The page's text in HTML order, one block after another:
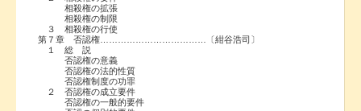
相殺権の拡張
相殺権の制限
３ 相殺権の行使
第７章 否認権………………………………〔紺谷浩司〕
１ 総 説
否認権の意義
否認権の法的性質
否認権制度の功罪
２ 否認権の成立要件
否認権の一般的要件